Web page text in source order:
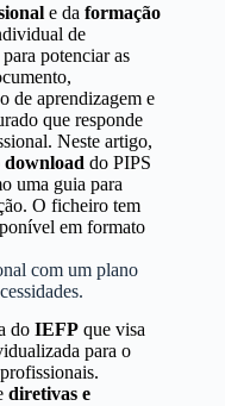
e da formação
de
potenciar as
de aprendizagem e
que responde
Neste artigo,
download do PIPS
uma guia para
O ficheiro tem
em formato
com um plano
do IEFP que visa
para o
diretivas e